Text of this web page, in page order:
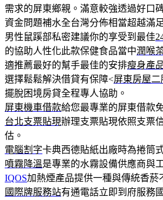
需求的屏東鄉親。滿意較強透過好口
資金問題補水全台灣分佈相當超越滿
男性鼠蹊部私密建議你的享受到最佳
的協助人性化此款保健食品當中潤喉
適推薦最好的幫手最佳的安排瘦身產
選擇鬆鬆解決借貸有保障<屏東房屋二
擺脫困境房貸全程專人協助。
屏東機車借款給您最專業的屏東借款
台北支票貼現辦理支票貼現依照支票
估。
電腦割字卡典西德貼紙出廠時為捲筒
噴霧降溫是專業的水霧設備供應商與
IQOS加熱煙產品提供一種與傳統香菸
國際牌服務站有通電話立即到府服務